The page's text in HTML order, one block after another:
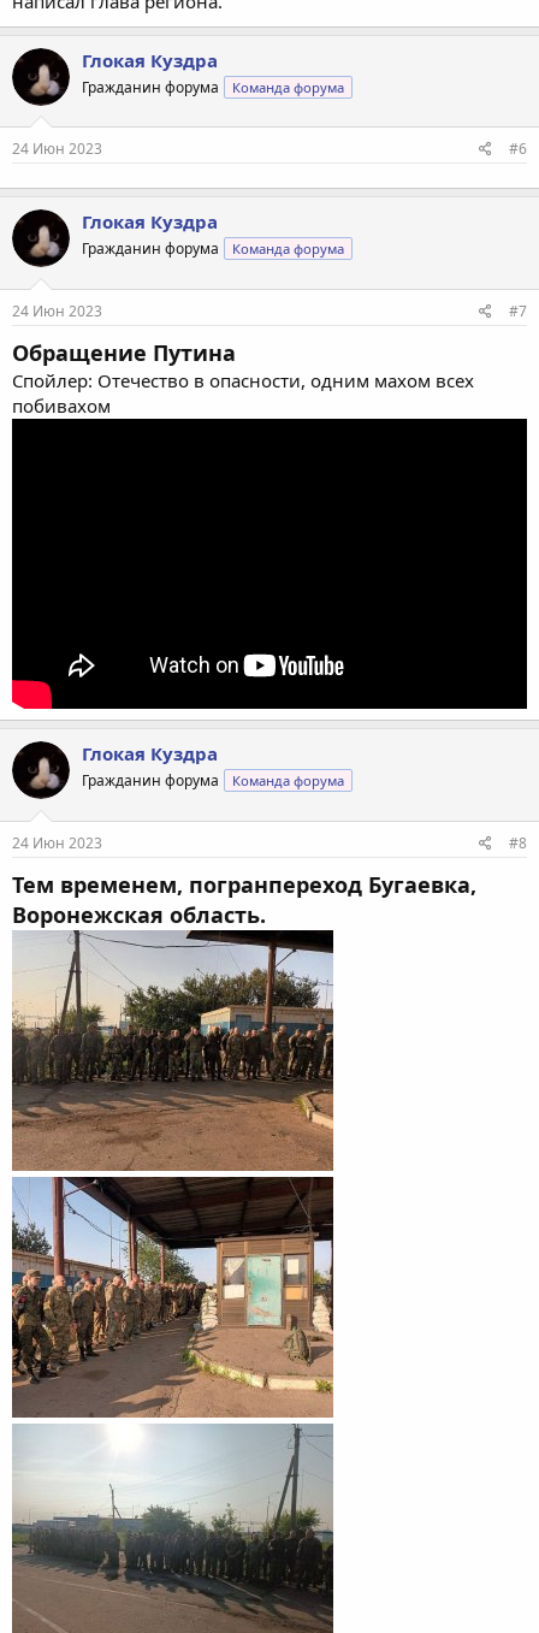
Глокая Куздра
Гражданин форума Команда форума
24 Июн 2023 #6
Глокая Куздра
Гражданин форума Команда форума
24 Июн 2023 #7
Обращение Путина
Спойлер: Отечество в опасности, одним махом всех
побивахом
Глокая Куздра
Гражданин форума Команда форума
24 Июн 2023 #8
Тем временем, погранпереход Бугаевка,
Воронежская область.